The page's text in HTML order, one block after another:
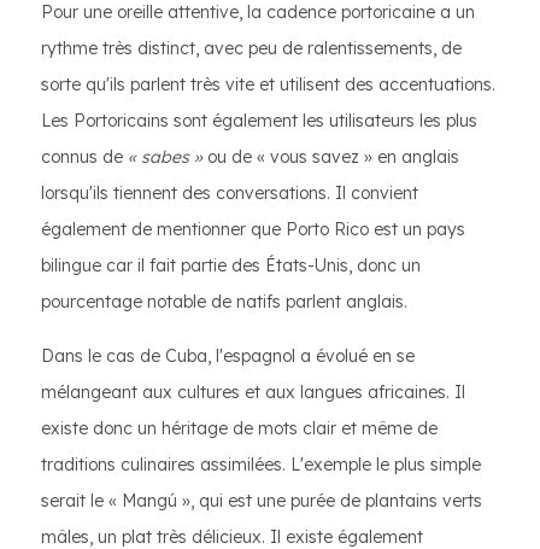
Pour une oreille attentive, la cadence portoricaine a un
rythme très distinct, avec peu de ralentissements, de
sorte qu'ils parlent très vite et utilisent des accentuations.
Les Portoricains sont également les utilisateurs les plus
connus de « sabes »ou de « vous savez » en anglais
lorsqu'ils tiennent des conversations. Il convient
également de mentionner que Porto Rico est un pays
bilingue car il fait partie des États-Unis, donc un
pourcentage notable de natifs parlent anglais.
Dans le cas de Cuba, l'espagnol a évolué en se
mélangeant aux cultures et aux langues africaines. Il
existe donc un héritage de mots clair et même de
traditions culinaires assimilées. L'exemple le plus simple
serait le « Mangú », qui est une purée de plantains verts
mâles, un plat très délicieux. Il existe également